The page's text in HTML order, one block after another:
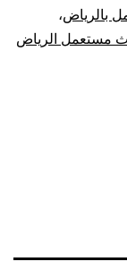
بالرياض،
مستعمل الرياض